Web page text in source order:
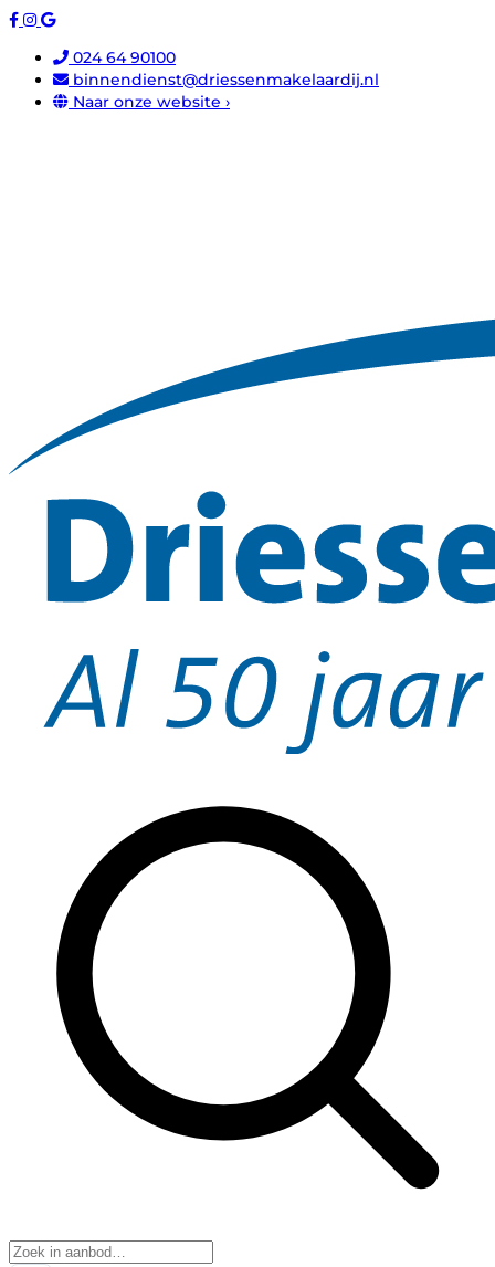
024 64 90100
binnendienst@driessenmakelaardij.nl
Naar onze website ›